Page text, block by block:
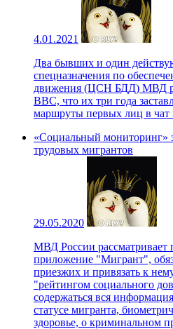
4.01.2021
Два бывших и один
спецназначения по
движения (ЦСН БДД) МВД
BBC, что их три года
маршруты первых лиц в чат
«Социальный мониторинг»
трудовых мигрантов
29.05.2020
МВД России рассматривает
приложение "Мигрант",
приезжих и привязать к
"рейтингом социального
содержаться вся
статусе мигранта,
здоровье, о криминальном